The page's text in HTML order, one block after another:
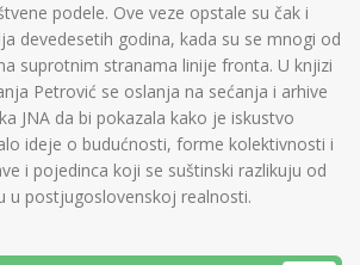
podele. Ove veze opstale su čak i
devedesetih godina, kada su se mnogi od
suprotnim stranama linije fronta. U knjizi
Petrović se oslanja na sećanja i arhive
JNA da bi pokazala kako je iskustvo
ideje o budućnosti, forme kolektivnosti i
i pojedinca koji se suštinski razlikuju od
u postjugoslovenskoj realnosti.